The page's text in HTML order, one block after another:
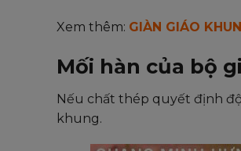
Xem thêm: GIÀN GIÁO
Mối hàn của bộ
Nếu chất thép quyết định
khung.